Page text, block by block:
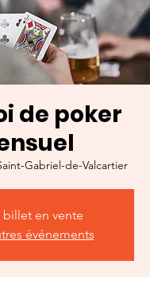
de poker
Gabriel-de-Valcartier
billet en vente
événements